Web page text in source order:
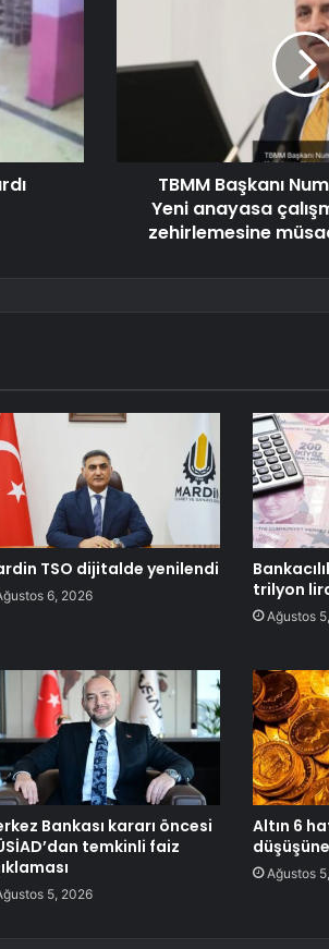
TBMM Başkanı
Yeni anayasa
zehirlemesine
TSO dijitalde yenilendi
6, 2026
trilyon
Ağustos
Bankası kararı öncesi
temkinli faiz
5, 2026
Altın 6
Ağustos